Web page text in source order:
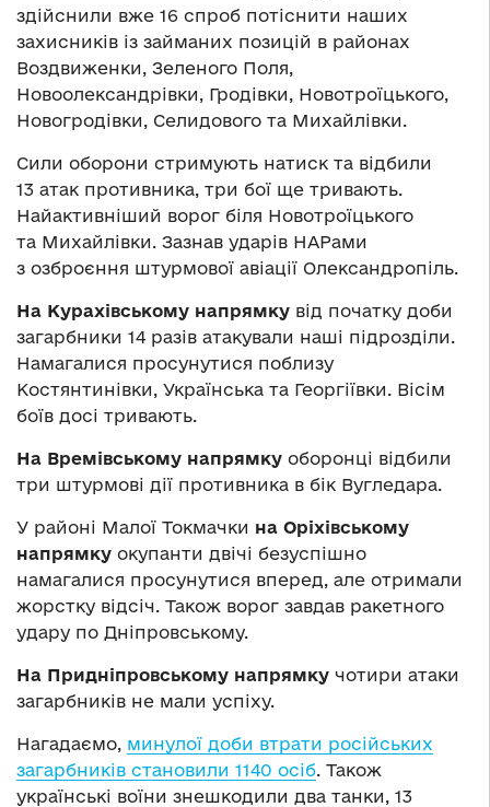
здійснили вже 16 спроб потіснити наших
захисників із займаних позицій в районах
Воздвиженки, Зеленого Поля,
Новоолександрівки, Гродівки, Новотроїцького,
Новогродівки, Селидового та Михайлівки.
Сили оборони стримують натиск та відбили
13 атак противника, три бої ще тривають.
Найактивніший ворог біля Новотроїцького
та Михайлівки. Зазнав ударів НАРами
з озброєння штурмової авіації Олександропіль.
На Курахівському напрямку від початку доби
загарбники 14 разів атакували наші підрозділи.
Намагалися просунутися поблизу
Костянтинівки, Українська та Георгіївки. Вісім
боїв досі тривають.
На Времівському напрямку оборонці відбили
три штурмові дії противника в бік Вугледара.
У районі Малої Токмачки на Оріхівському
напрямку окупанти двічі безуспішно
намагалися просунутися вперед, але отримали
жорстку відсіч. Також ворог завдав ракетного
удару по Дніпровському.
На Придніпровському напрямку чотири атаки
загарбників не мали успіху.
Нагадаємо, минулої доби втрати російських
загарбників становили 1140 осіб. Також
українські воїни знешкодили два танки, 13